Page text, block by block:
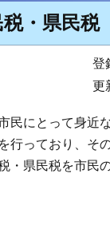
・県民税
登
更
民にとって身近
行っており、そ
・県民税を市民